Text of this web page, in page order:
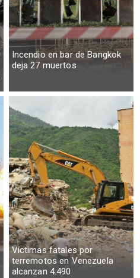
Incendio en bar de Bangkok
deja 27 muertos
Víctimas fatales por
terremotos en Venezuela
alcanzan 4.490